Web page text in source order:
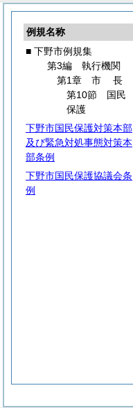
例規名称
■ 下野市例規集
第3編 執行機関
第1章 市長
第10節 国民
保護
下野市国民保護対策本部
及び緊急対処事態対策本
部条例
下野市国民保護協議会条
例